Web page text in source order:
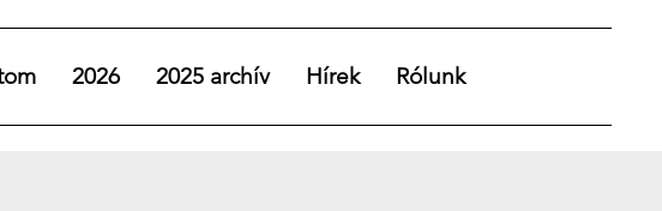
2026 2025 archív Hírek Rólunk